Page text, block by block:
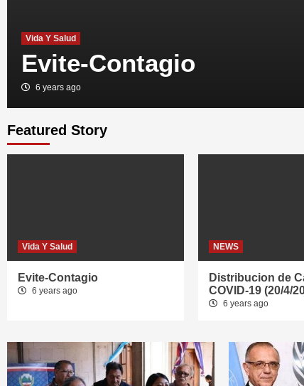
Vida Y Salud
Evite-Contagio
6 years ago
Featured Story
Vida Y Salud
Evite-Contagio
6 years ago
NEWS
Distribucion de
COVID-19 (20/4/
6 years ago